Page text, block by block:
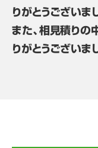
りがとうございま
また、相見積りの
りがとうございま